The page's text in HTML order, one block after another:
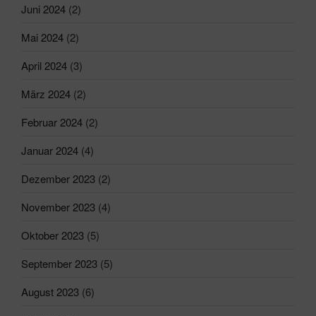
Juni 2024 (2)
Mai 2024 (2)
April 2024 (3)
März 2024 (2)
Februar 2024 (2)
Januar 2024 (4)
Dezember 2023 (2)
November 2023 (4)
Oktober 2023 (5)
September 2023 (5)
August 2023 (6)